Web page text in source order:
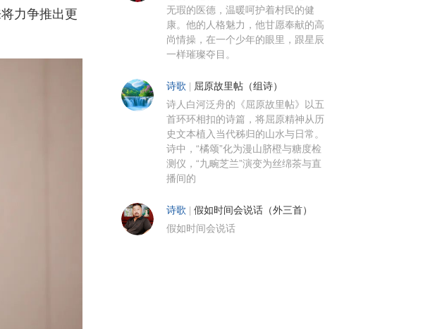
力争推出更
无瑕的医德，温暖呵护着村民的健
康。他的人格魅力，他甘愿奉献的高
尚情操，在一个少年的眼里，跟星辰
一样璀璨夺目。
诗歌 屈原故里帖（组诗）
诗人白河泛舟的《屈原故里帖》以五
首环环相扣的诗篇，将屈原精神从历
史文本植入当代秭归的山水与日常。
诗中，“橘颂”化为漫山脐橙与糖度检
测仪，“九畹芝兰”演变为丝绵茶与直
播间的
诗歌 假如时间会说话（外三首）
假如时间会说话